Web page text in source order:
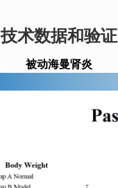
技术数据和验证
被动海曼肾炎